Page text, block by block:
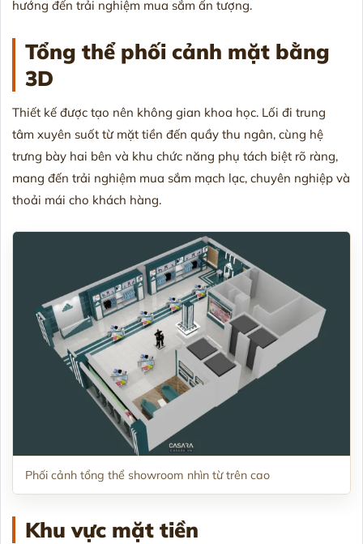
hướng đến trải nghiệm mua sắm ấn tượng.
Tổng thể phối cảnh mặt bằng
3D
Thiết kế được tạo nên không gian khoa học. Lối đi trung
tâm xuyên suốt từ mặt tiền đến quầy thu ngân, cùng hệ
trưng bày hai bên và khu chức năng phụ tách biệt rõ ràng,
mang đến trải nghiệm mua sắm mạch lạc, chuyên nghiệp và
thoải mái cho khách hàng.
Phối cảnh tổng thể showroom nhìn từ trên cao
Khu vực mặt tiền